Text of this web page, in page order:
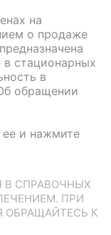
на
о продаже
в стационарных
в
обращении
и нажмите
В СПРАВОЧНЫХ
ПРИ
ОБРАЩАЙТЕСЬ К